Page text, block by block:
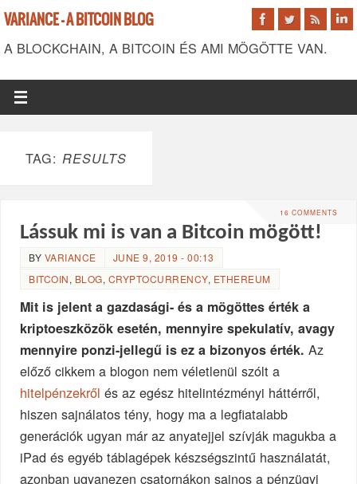
VARIANCE - A BITCOIN BLOG
A BLOCKCHAIN, A BITCOIN ÉS AMI MÖGÖTTE VAN.
TAG: RESULTS
16 COMMENTS
Lássuk mi is van a Bitcoin mögött!
BY VARIANCE
JUNE 9, 2019 - 00:13
BITCOIN, BLOG, CRYPTOCURRENCY, ETHEREUM
Mit is jelent a gazdasági- és a mögöttes érték a
kriptoeszközök esetén, mennyire spekulatív, avagy
mennyire ponzi-jellegű is ez a bizonyos érték.Az
előző cikkem a blogon nem véletlenül szólt a
hitelpénzekről és az egész hitelintézményi háttérről,
hiszen sajnálatos tény, hogy ma a legfiatalabb
generációk ugyan már az anyatejjel szívják magukba a
iPad és egyéb táblagépek készségszintű használatát,
azonban ugyanezen csatornákon sajnos a pénzügyi